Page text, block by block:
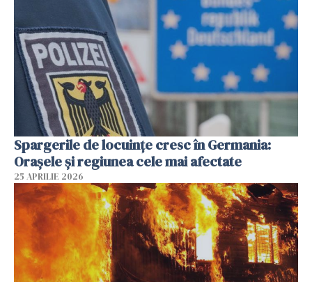
Spargerile de locuințe cresc în Germania:
Orașele și regiunea cele mai afectate
25 APRILIE 2026